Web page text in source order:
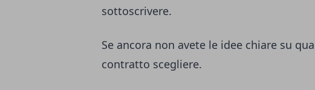
sottoscrivere.
Se ancora non avete le idee chiare su
contratto scegliere.